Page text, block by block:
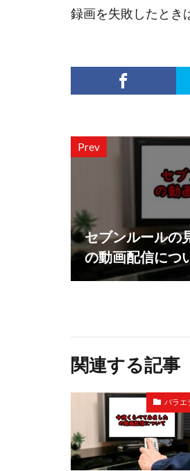
録画を失敗したとき
Prev
セブンルールの
の動画配信につ
関連する記事
バラエ